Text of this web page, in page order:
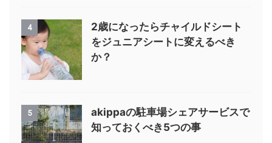
4
2歳になったらチャイルドシート
をジュニアシートに変えるべき
か？
5
akippaの駐車場シェアサービスで
知っておくべき5つの事